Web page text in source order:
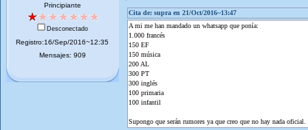
Principiante
Desconectado
Registro:16/Sep/2016~12:35
Mensajes: 909
Cita de: supra en 21/Oct/2016~13:47
A mi me han mandado un whatsapp que ponía:
1.000 francés
150 EF
150 música
200 AL
300 PT
300 inglés
100 primaria
100 infantil
Supongo que serán rumores ya que creo que no hay nada oficial.